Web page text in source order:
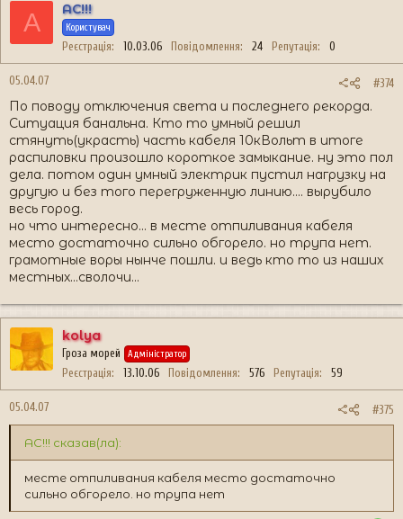
A AC!!!
Користувач
Реєстрація 10.03.06 Повідомлення 24 Репутація 0
05.04.07 #374
По поводу отключения света и последнего рекорда.
Ситуация банальна. Кто то умный решил
стянуть(украсть) часть кабеля 10кВольт в итоге
распиловки произошло короткое замыкание. ну это пол
дела. потом один умный электрик пустил нагрузку на
другую и без того перегруженную линию.... вырубило
весь город.
но что интересно... в месте отпиливания кабеля
место достаточно сильно обгорело. но трупа нет.
грамотные воры нынче пошли. и ведь кто то из наших
местных...сволочи...
kolya
Гроза морей Адміністратор
Реєстрація 13.10.06 Повідомлення 576 Репутація 59
05.04.07 #375
AC!!! сказав(ла):
месте отпиливания кабеля место достаточно
сильно обгорело. но трупа нет